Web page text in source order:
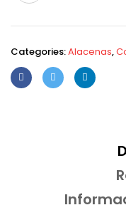
Categories:Alacenas,